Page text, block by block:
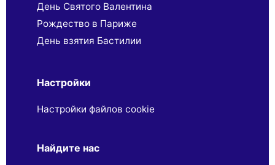
День Святого Валентина
Рождество в Париже
День взятия Бастилии
Настройки
Настройки файлов cookie
Найдите нас